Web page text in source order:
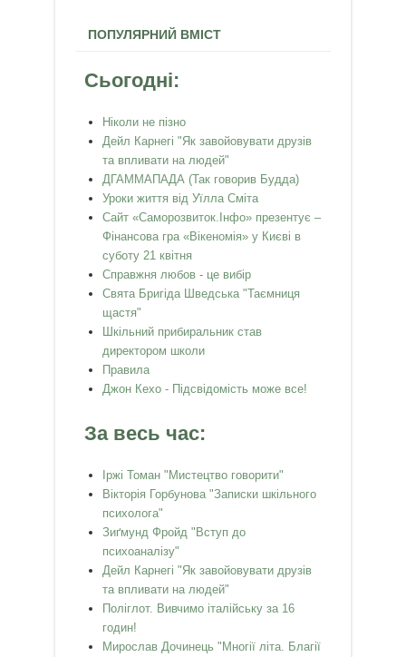
ПОПУЛЯРНИЙ ВМІСТ
Сьогодні:
Ніколи не пізно
Дейл Карнегі "Як завойовувати друзів
та впливати на людей"
ДГАММАПАДА (Так говорив Будда)
Уроки життя від Уїлла Сміта
Сайт «Саморозвиток.Інфо» презентує –
Фінансова гра «Вікеномія» у Києві в
суботу 21 квітня
Справжня любов - це вибір
Свята Бригіда Шведська "Таємниця
щастя"
Шкільний прибиральник став
директором школи
Правила
Джон Кехо - Підсвідомість може все!
За весь час:
Іржі Томан "Мистецтво говорити"
Вікторія Горбунова "Записки шкільного
психолога"
Зиґмунд Фройд "Вступ до
психоаналізу"
Дейл Карнегі "Як завойовувати друзів
та впливати на людей"
Поліглот. Вивчимо італійську за 16
годин!
Мирослав Дочинець "Многії літа. Благії